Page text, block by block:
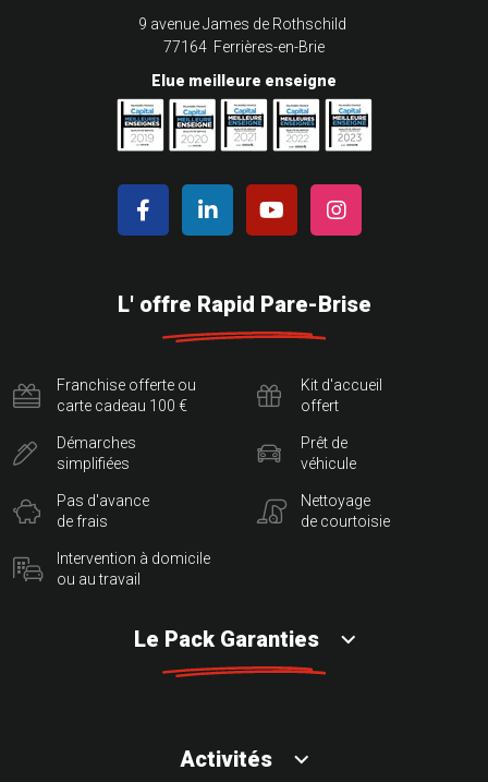
9 avenue James de Rothschild
77164 Ferrières-en-Brie
Elue meilleure enseigne
L' offre Rapid Pare-Brise
Franchise offerte ou
carte cadeau 100 €
Démarches
simplifiées
Pas d'avance
de frais
Intervention à domicile
ou au travail
Kit d'accueil
offert
Prêt de
véhicule
Nettoyage
de courtoisie
Le Pack Garanties
Activités